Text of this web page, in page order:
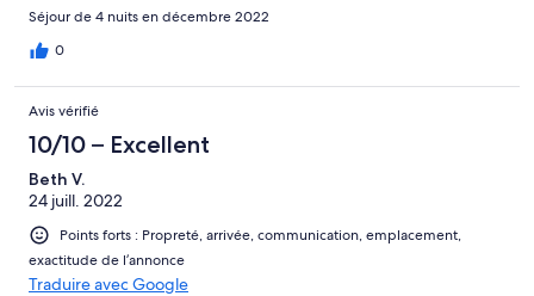
Séjour de 4 nuits en décembre 2022
0
Avis vérifié
10/10 – Excellent
Beth V.
24 juill. 2022
Points forts : Propreté, arrivée, communication, emplacement,
exactitude de l’annonce
Traduire avec Google